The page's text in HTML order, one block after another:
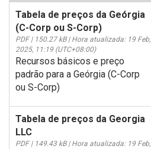
Tabela de preços da Geórgia
(C-Corp ou S-Corp)
PDF | 150.27 kB | Hora atualizada: 19 Feb,
2025, 11:19 (UTC+08:00)
Recursos básicos e preço
padrão para a Geórgia (C-Corp
ou S-Corp)
Tabela de preços da Georgia
LLC
PDF | 149.43 kB | Hora atualizada: 19 Feb,